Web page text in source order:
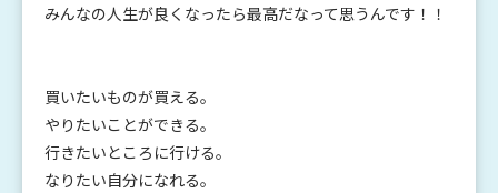
みんなの人生が良くなったら最高だなって思うんです！！
買いたいものが買える。
やりたいことができる。
行きたいところに行ける。
なりたい自分になれる。